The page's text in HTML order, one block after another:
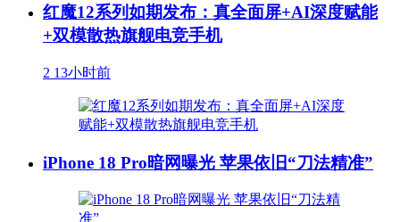
红魔12系列如期发布：真全面屏+AI深度赋能
+双模散热旗舰电竞手机
2 13小时前
iPhone 18 Pro暗网曝光 苹果依旧“刀法精准”